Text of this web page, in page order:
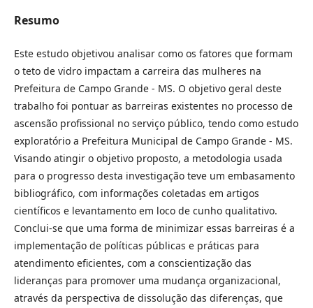
Resumo
Este estudo objetivou analisar como os fatores que formam
o teto de vidro impactam a carreira das mulheres na
Prefeitura de Campo Grande - MS. O objetivo geral deste
trabalho foi pontuar as barreiras existentes no processo de
ascensão profissional no serviço público, tendo como estudo
exploratório a Prefeitura Municipal de Campo Grande - MS.
Visando atingir o objetivo proposto, a metodologia usada
para o progresso desta investigação teve um embasamento
bibliográfico, com informações coletadas em artigos
científicos e levantamento em loco de cunho qualitativo.
Conclui-se que uma forma de minimizar essas barreiras é a
implementação de políticas públicas e práticas para
atendimento eficientes, com a conscientização das
lideranças para promover uma mudança organizacional,
através da perspectiva de dissolução das diferenças, que